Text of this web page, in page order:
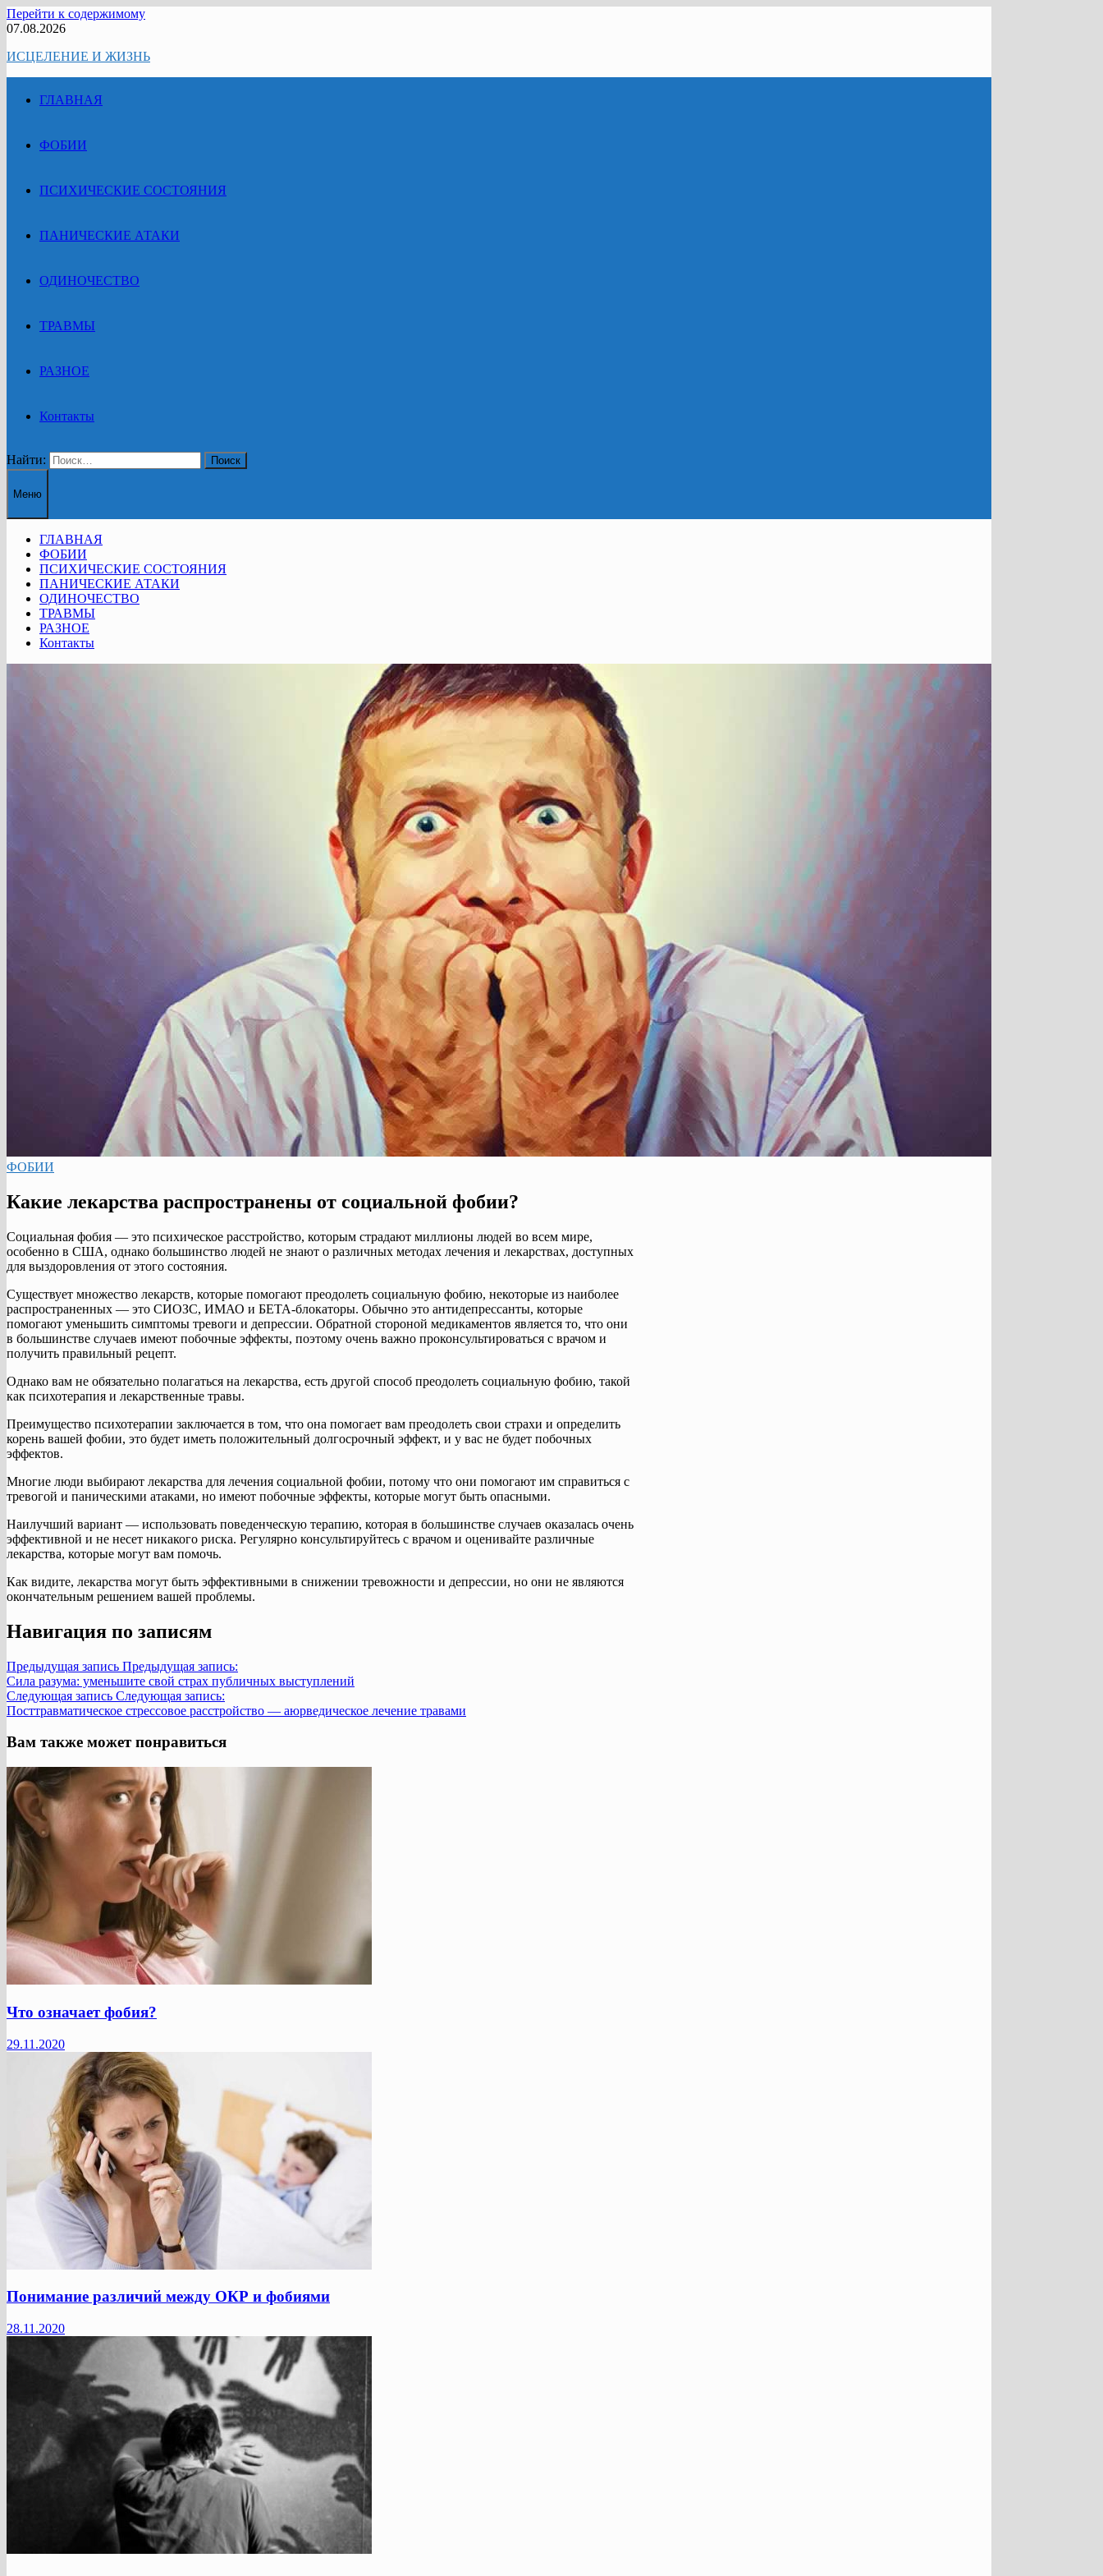
Перейти к содержимому
07.08.2026
ИСЦЕЛЕНИЕ И ЖИЗНЬ
ГЛАВНАЯ
ФОБИИ
ПСИХИЧЕСКИЕ СОСТОЯНИЯ
ПАНИЧЕСКИЕ АТАКИ
ОДИНОЧЕСТВО
ТРАВМЫ
РАЗНОЕ
Контакты
Найти:
Меню
ГЛАВНАЯ
ФОБИИ
ПСИХИЧЕСКИЕ СОСТОЯНИЯ
ПАНИЧЕСКИЕ АТАКИ
ОДИНОЧЕСТВО
ТРАВМЫ
РАЗНОЕ
Контакты
ФОБИИ
Какие лекарства распространены от социальной фобии?
Социальная фобия — это психическое расстройство, которым страдают миллионы людей во всем мире,
особенно в США, однако большинство людей не знают о различных методах лечения и лекарствах, доступных
для выздоровления от этого состояния.
Существует множество лекарств, которые помогают преодолеть социальную фобию, некоторые из наиболее
распространенных — это СИОЗС, ИМАО и БЕТА-блокаторы. Обычно это антидепрессанты, которые
помогают уменьшить симптомы тревоги и депрессии. Обратной стороной медикаментов является то, что они
в большинстве случаев имеют побочные эффекты, поэтому очень важно проконсультироваться с врачом и
получить правильный рецепт.
Однако вам не обязательно полагаться на лекарства, есть другой способ преодолеть социальную фобию, такой
как психотерапия и лекарственные травы.
Преимущество психотерапии заключается в том, что она помогает вам преодолеть свои страхи и определить
корень вашей фобии, это будет иметь положительный долгосрочный эффект, и у вас не будет побочных
эффектов.
Многие люди выбирают лекарства для лечения социальной фобии, потому что они помогают им справиться с
тревогой и паническими атаками, но имеют побочные эффекты, которые могут быть опасными.
Наилучший вариант — использовать поведенческую терапию, которая в большинстве случаев оказалась очень
эффективной и не несет никакого риска. Регулярно консультируйтесь с врачом и оценивайте различные
лекарства, которые могут вам помочь.
Как видите, лекарства могут быть эффективными в снижении тревожности и депрессии, но они не являются
окончательным решением вашей проблемы.
Навигация по записям
Предыдущая запись Предыдущая запись:
Сила разума: уменьшите свой страх публичных выступлений
Следующая запись Следующая запись:
Посттравматическое стрессовое расстройство — аюрведическое лечение травами
Вам также может понравиться
Что означает фобия?
29.11.2020
Понимание различий между ОКР и фобиями
28.11.2020